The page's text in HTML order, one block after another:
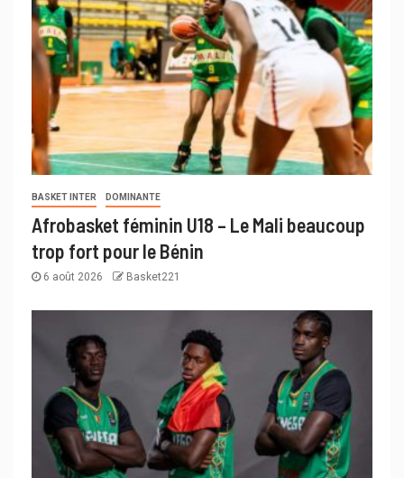
BASKET INTER DOMINANTE
Afrobasket féminin U18 – Le Mali beaucoup
trop fort pour le Bénin
6 août 2026 Basket221